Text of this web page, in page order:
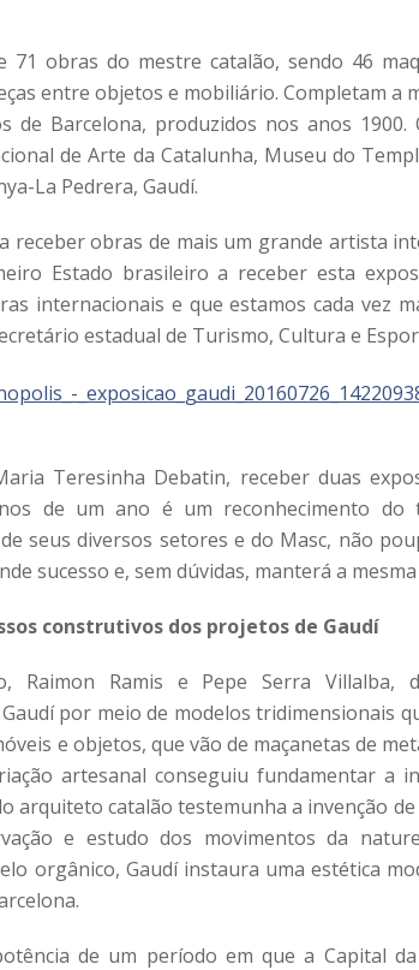
71 obras do mestre catalão, sendo 46
entre objetos e mobiliário. Completam a
de Barcelona, produzidos nos anos 1900.
de Arte da Catalunha, Museu do
La Pedrera, Gaudí.
receber obras de mais um grande artista
Estado brasileiro a receber esta
internacionais e que estamos cada vez
estadual de Turismo, Cultura e
Teresinha Debatin, receber duas
de um ano é um reconhecimento do
seus diversos setores e do Masc, não
sucesso e, sem dúvidas, manterá a mesma
construtivos dos projetos de Gaudí
Raimon Ramis e Pepe Serra Villalba,
por meio de modelos tridimensionais
e objetos, que vão de maçanetas de
artesanal conseguiu fundamentar a
arquiteto catalão testemunha a invenção
e estudo dos movimentos da
orgânico, Gaudí instaura uma estética
de um período em que a Capital